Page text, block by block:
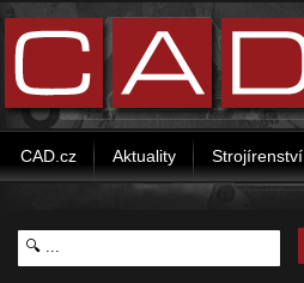
CAD.cz Aktuality Strojírenství